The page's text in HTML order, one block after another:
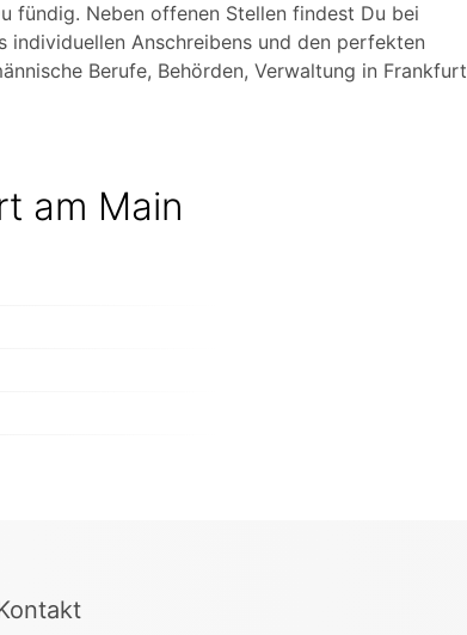
fündig. Neben offenen Stellen findest Du bei
individuellen Anschreibens und den perfekten
Berufe, Behörden, Verwaltung in Frankfurt
am Main